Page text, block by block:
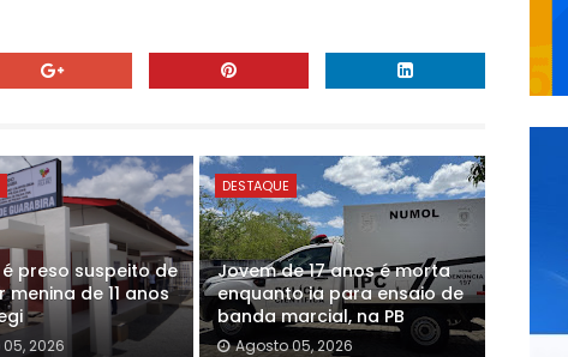
preso suspeito de
de 11 anos
2026
DESTAQUE
Jovem de 17 anos é morta
enquanto ia para ensaio de
banda marcial, na PB
Agosto 05, 2026